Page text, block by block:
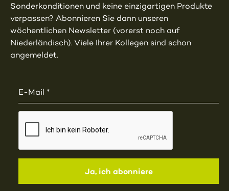
Sonderkonditionen und keine einzigartigen Produkte
verpassen? Abonnieren Sie dann unseren
wöchentlichen Newsletter (vorerst noch auf
Niederländisch). Viele Ihrer Kollegen sind schon
angemeldet.